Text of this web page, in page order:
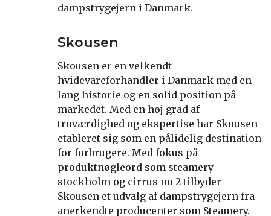
dampstrygejern i Danmark.
Skousen
Skousen er en velkendt
hvidevareforhandler i Danmark med en
lang historie og en solid position på
markedet. Med en høj grad af
troværdighed og ekspertise har Skousen
etableret sig som en pålidelig destination
for forbrugere. Med fokus på
produktnøgleord som steamery
stockholm og cirrus no 2 tilbyder
Skousen et udvalg af dampstrygejern fra
anerkendte producenter som Steamery.